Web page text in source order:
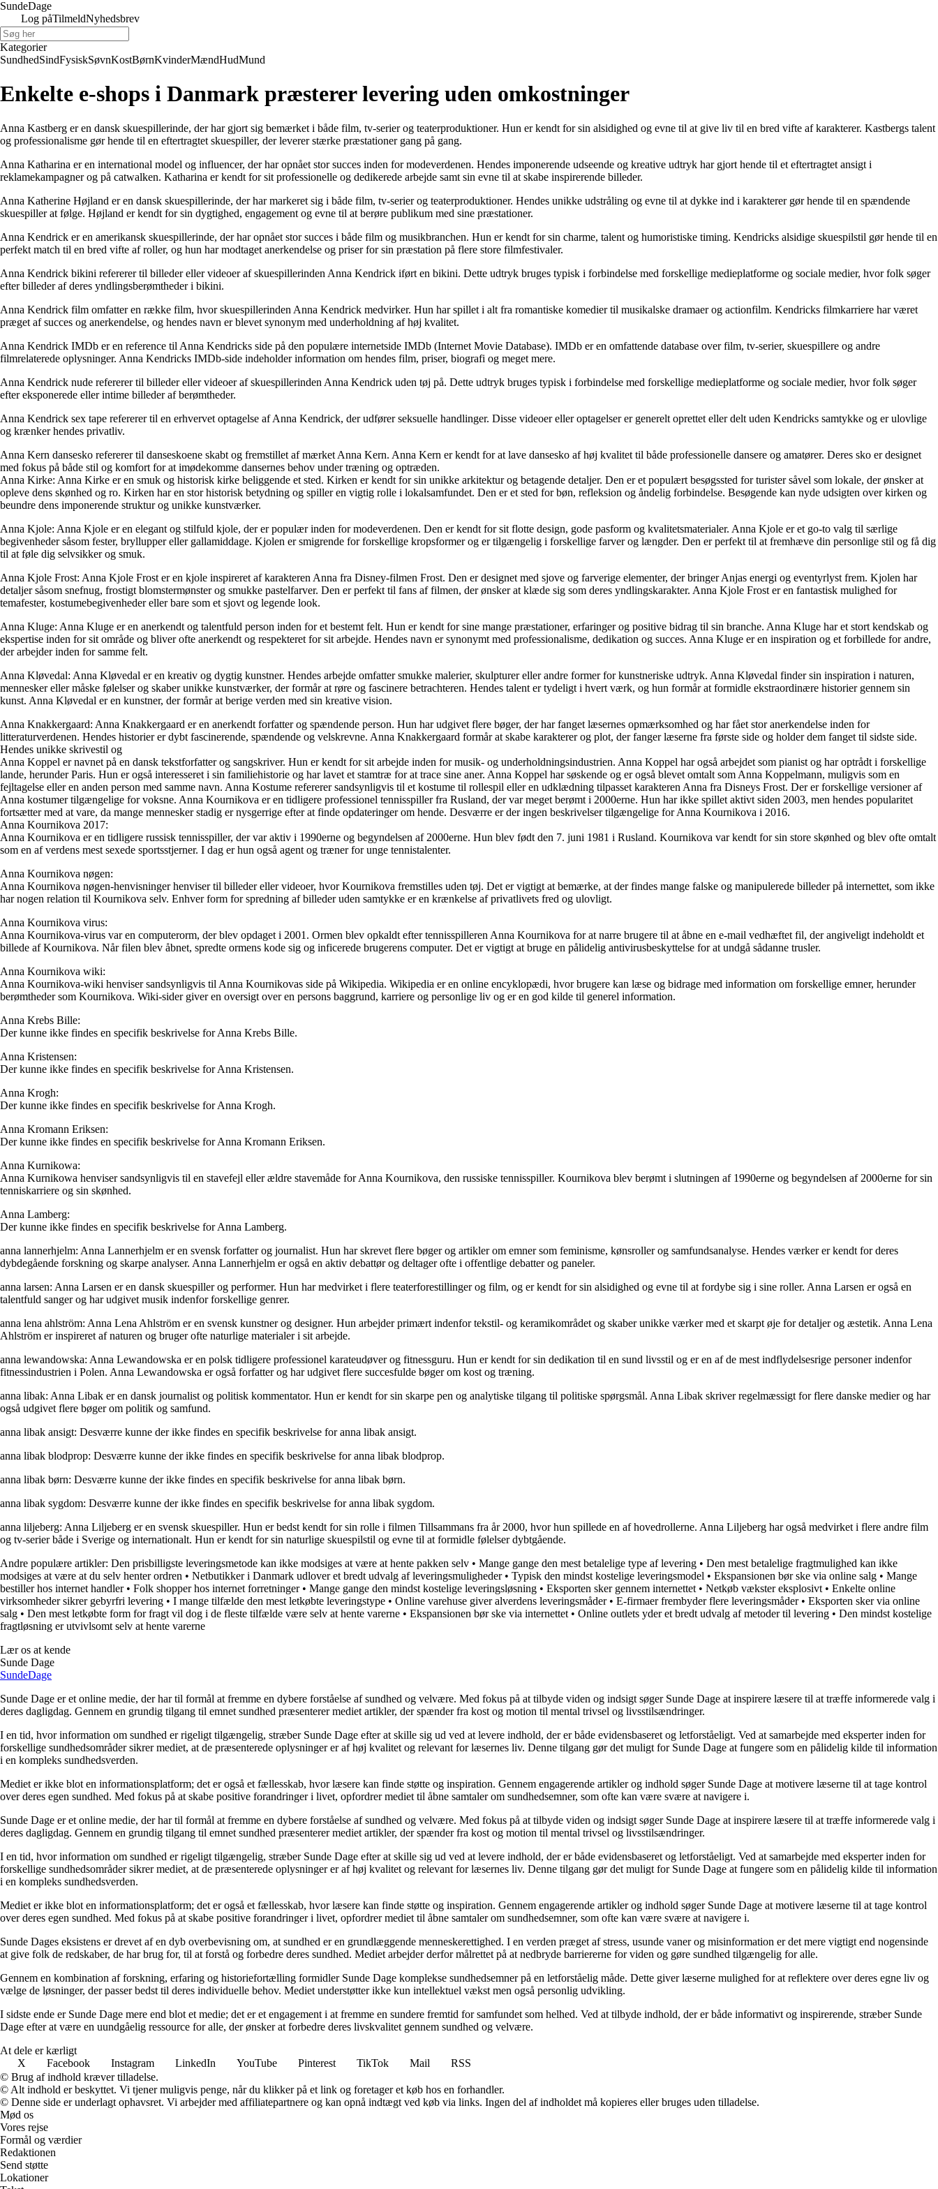
SundeDage
Log påTilmeldNyhedsbrev
Kategorier
SundhedSindFysiskSøvnKostBørnKvinderMændHudMund
Enkelte e-shops i Danmark præsterer levering uden omkostninger
Anna Kastberg er en dansk skuespillerinde, der har gjort sig bemærket i både film, tv-serier og teaterproduktioner. Hun er kendt for sin alsidighed og evne til at give liv til en bred vifte af karakterer. Kastbergs talent
og professionalisme gør hende til en eftertragtet skuespiller, der leverer stærke præstationer gang på gang.
Anna Katharina er en international model og influencer, der har opnået stor succes inden for modeverdenen. Hendes imponerende udseende og kreative udtryk har gjort hende til et eftertragtet ansigt i
reklamekampagner og på catwalken. Katharina er kendt for sit professionelle og dedikerede arbejde samt sin evne til at skabe inspirerende billeder.
Anna Katherine Højland er en dansk skuespillerinde, der har markeret sig i både film, tv-serier og teaterproduktioner. Hendes unikke udstråling og evne til at dykke ind i karakterer gør hende til en spændende
skuespiller at følge. Højland er kendt for sin dygtighed, engagement og evne til at berøre publikum med sine præstationer.
Anna Kendrick er en amerikansk skuespillerinde, der har opnået stor succes i både film og musikbranchen. Hun er kendt for sin charme, talent og humoristiske timing. Kendricks alsidige skuespilstil gør hende til en
perfekt match til en bred vifte af roller, og hun har modtaget anerkendelse og priser for sin præstation på flere store filmfestivaler.
Anna Kendrick bikini refererer til billeder eller videoer af skuespillerinden Anna Kendrick iført en bikini. Dette udtryk bruges typisk i forbindelse med forskellige medieplatforme og sociale medier, hvor folk søger
efter billeder af deres yndlingsberømtheder i bikini.
Anna Kendrick film omfatter en række film, hvor skuespillerinden Anna Kendrick medvirker. Hun har spillet i alt fra romantiske komedier til musikalske dramaer og actionfilm. Kendricks filmkarriere har været
præget af succes og anerkendelse, og hendes navn er blevet synonym med underholdning af høj kvalitet.
Anna Kendrick IMDb er en reference til Anna Kendricks side på den populære internetside IMDb (Internet Movie Database). IMDb er en omfattende database over film, tv-serier, skuespillere og andre
filmrelaterede oplysninger. Anna Kendricks IMDb-side indeholder information om hendes film, priser, biografi og meget mere.
Anna Kendrick nude refererer til billeder eller videoer af skuespillerinden Anna Kendrick uden tøj på. Dette udtryk bruges typisk i forbindelse med forskellige medieplatforme og sociale medier, hvor folk søger
efter eksponerede eller intime billeder af berømtheder.
Anna Kendrick sex tape refererer til en erhvervet optagelse af Anna Kendrick, der udfører seksuelle handlinger. Disse videoer eller optagelser er generelt oprettet eller delt uden Kendricks samtykke og er ulovlige
og krænker hendes privatliv.
Anna Kern dansesko refererer til danseskoene skabt og fremstillet af mærket Anna Kern. Anna Kern er kendt for at lave dansesko af høj kvalitet til både professionelle dansere og amatører. Deres sko er designet
med fokus på både stil og komfort for at imødekomme dansernes behov under træning og optræden.
Anna Kirke: Anna Kirke er en smuk og historisk kirke beliggende et sted. Kirken er kendt for sin unikke arkitektur og betagende detaljer. Den er et populært besøgssted for turister såvel som lokale, der ønsker at
opleve dens skønhed og ro. Kirken har en stor historisk betydning og spiller en vigtig rolle i lokalsamfundet. Den er et sted for bøn, refleksion og åndelig forbindelse. Besøgende kan nyde udsigten over kirken og
beundre dens imponerende struktur og unikke kunstværker.
Anna Kjole: Anna Kjole er en elegant og stilfuld kjole, der er populær inden for modeverdenen. Den er kendt for sit flotte design, gode pasform og kvalitetsmaterialer. Anna Kjole er et go-to valg til særlige
begivenheder såsom fester, bryllupper eller gallamiddage. Kjolen er smigrende for forskellige kropsformer og er tilgængelig i forskellige farver og længder. Den er perfekt til at fremhæve din personlige stil og få dig
til at føle dig selvsikker og smuk.
Anna Kjole Frost: Anna Kjole Frost er en kjole inspireret af karakteren Anna fra Disney-filmen Frost. Den er designet med sjove og farverige elementer, der bringer Anjas energi og eventyrlyst frem. Kjolen har
detaljer såsom snefnug, frostigt blomstermønster og smukke pastelfarver. Den er perfekt til fans af filmen, der ønsker at klæde sig som deres yndlingskarakter. Anna Kjole Frost er en fantastisk mulighed for
temafester, kostumebegivenheder eller bare som et sjovt og legende look.
Anna Kluge: Anna Kluge er en anerkendt og talentfuld person inden for et bestemt felt. Hun er kendt for sine mange præstationer, erfaringer og positive bidrag til sin branche. Anna Kluge har et stort kendskab og
ekspertise inden for sit område og bliver ofte anerkendt og respekteret for sit arbejde. Hendes navn er synonymt med professionalisme, dedikation og succes. Anna Kluge er en inspiration og et forbillede for andre,
der arbejder inden for samme felt.
Anna Kløvedal: Anna Kløvedal er en kreativ og dygtig kunstner. Hendes arbejde omfatter smukke malerier, skulpturer eller andre former for kunstneriske udtryk. Anna Kløvedal finder sin inspiration i naturen,
mennesker eller måske følelser og skaber unikke kunstværker, der formår at røre og fascinere betrachteren. Hendes talent er tydeligt i hvert værk, og hun formår at formidle ekstraordinære historier gennem sin
kunst. Anna Kløvedal er en kunstner, der formår at berige verden med sin kreative vision.
Anna Knakkergaard: Anna Knakkergaard er en anerkendt forfatter og spændende person. Hun har udgivet flere bøger, der har fanget læsernes opmærksomhed og har fået stor anerkendelse inden for
litteraturverdenen. Hendes historier er dybt fascinerende, spændende og velskrevne. Anna Knakkergaard formår at skabe karakterer og plot, der fanger læserne fra første side og holder dem fanget til sidste side.
Hendes unikke skrivestil og
Anna Koppel er navnet på en dansk tekstforfatter og sangskriver. Hun er kendt for sit arbejde inden for musik- og underholdningsindustrien. Anna Koppel har også arbejdet som pianist og har optrådt i forskellige
lande, herunder Paris. Hun er også interesseret i sin familiehistorie og har lavet et stamtræ for at trace sine aner. Anna Koppel har søskende og er også blevet omtalt som Anna Koppelmann, muligvis som en
fejltagelse eller en anden person med samme navn. Anna Kostume refererer sandsynligvis til et kostume til rollespil eller en udklædning tilpasset karakteren Anna fra Disneys Frost. Der er forskellige versioner af
Anna kostumer tilgængelige for voksne. Anna Kournikova er en tidligere professionel tennisspiller fra Rusland, der var meget berømt i 2000erne. Hun har ikke spillet aktivt siden 2003, men hendes popularitet
fortsætter med at vare, da mange mennesker stadig er nysgerrige efter at finde opdateringer om hende. Desværre er der ingen beskrivelser tilgængelige for Anna Kournikova i 2016.
Anna Kournikova 2017:
Anna Kournikova er en tidligere russisk tennisspiller, der var aktiv i 1990erne og begyndelsen af 2000erne. Hun blev født den 7. juni 1981 i Rusland. Kournikova var kendt for sin store skønhed og blev ofte omtalt
som en af verdens mest sexede sportsstjerner. I dag er hun også agent og træner for unge tennistalenter.
Anna Kournikova nøgen:
Anna Kournikova nøgen-henvisninger henviser til billeder eller videoer, hvor Kournikova fremstilles uden tøj. Det er vigtigt at bemærke, at der findes mange falske og manipulerede billeder på internettet, som ikke
har nogen relation til Kournikova selv. Enhver form for spredning af billeder uden samtykke er en krænkelse af privatlivets fred og ulovligt.
Anna Kournikova virus:
Anna Kournikova-virus var en computerorm, der blev opdaget i 2001. Ormen blev opkaldt efter tennisspilleren Anna Kournikova for at narre brugere til at åbne en e-mail vedhæftet fil, der angiveligt indeholdt et
billede af Kournikova. Når filen blev åbnet, spredte ormens kode sig og inficerede brugerens computer. Det er vigtigt at bruge en pålidelig antivirusbeskyttelse for at undgå sådanne trusler.
Anna Kournikova wiki:
Anna Kournikova-wiki henviser sandsynligvis til Anna Kournikovas side på Wikipedia. Wikipedia er en online encyklopædi, hvor brugere kan læse og bidrage med information om forskellige emner, herunder
berømtheder som Kournikova. Wiki-sider giver en oversigt over en persons baggrund, karriere og personlige liv og er en god kilde til generel information.
Anna Krebs Bille:
Der kunne ikke findes en specifik beskrivelse for Anna Krebs Bille.
Anna Kristensen:
Der kunne ikke findes en specifik beskrivelse for Anna Kristensen.
Anna Krogh:
Der kunne ikke findes en specifik beskrivelse for Anna Krogh.
Anna Kromann Eriksen:
Der kunne ikke findes en specifik beskrivelse for Anna Kromann Eriksen.
Anna Kurnikowa:
Anna Kurnikowa henviser sandsynligvis til en stavefejl eller ældre stavemåde for Anna Kournikova, den russiske tennisspiller. Kournikova blev berømt i slutningen af 1990erne og begyndelsen af 2000erne for sin
tenniskarriere og sin skønhed.
Anna Lamberg:
Der kunne ikke findes en specifik beskrivelse for Anna Lamberg.
anna lannerhjelm: Anna Lannerhjelm er en svensk forfatter og journalist. Hun har skrevet flere bøger og artikler om emner som feminisme, kønsroller og samfundsanalyse. Hendes værker er kendt for deres
dybdegående forskning og skarpe analyser. Anna Lannerhjelm er også en aktiv debattør og deltager ofte i offentlige debatter og paneler.
anna larsen: Anna Larsen er en dansk skuespiller og performer. Hun har medvirket i flere teaterforestillinger og film, og er kendt for sin alsidighed og evne til at fordybe sig i sine roller. Anna Larsen er også en
talentfuld sanger og har udgivet musik indenfor forskellige genrer.
anna lena ahlström: Anna Lena Ahlström er en svensk kunstner og designer. Hun arbejder primært indenfor tekstil- og keramikområdet og skaber unikke værker med et skarpt øje for detaljer og æstetik. Anna Lena
Ahlström er inspireret af naturen og bruger ofte naturlige materialer i sit arbejde.
anna lewandowska: Anna Lewandowska er en polsk tidligere professionel karateudøver og fitnessguru. Hun er kendt for sin dedikation til en sund livsstil og er en af ​​de mest indflydelsesrige personer indenfor
fitnessindustrien i Polen. Anna Lewandowska er også forfatter og har udgivet flere succesfulde bøger om kost og træning.
anna libak: Anna Libak er en dansk journalist og politisk kommentator. Hun er kendt for sin skarpe pen og analytiske tilgang til politiske spørgsmål. Anna Libak skriver regelmæssigt for flere danske medier og har
også udgivet flere bøger om politik og samfund.
anna libak ansigt: Desværre kunne der ikke findes en specifik beskrivelse for anna libak ansigt.
anna libak blodprop: Desværre kunne der ikke findes en specifik beskrivelse for anna libak blodprop.
anna libak børn: Desværre kunne der ikke findes en specifik beskrivelse for anna libak børn.
anna libak sygdom: Desværre kunne der ikke findes en specifik beskrivelse for anna libak sygdom.
anna liljeberg: Anna Liljeberg er en svensk skuespiller. Hun er bedst kendt for sin rolle i filmen Tillsammans fra år 2000, hvor hun spillede en af hovedrollerne. Anna Liljeberg har også medvirket i flere andre film
og tv-serier både i Sverige og internationalt. Hun er kendt for sin naturlige skuespilstil og evne til at formidle følelser dybtgående.
Andre populære artikler: Den prisbilligste leveringsmetode kan ikke modsiges at være at hente pakken selv • Mange gange den mest betalelige type af levering • Den mest betalelige fragtmulighed kan ikke
modsiges at være at du selv henter ordren • Netbutikker i Danmark udlover et bredt udvalg af leveringsmuligheder• Typisk den mindst kostelige leveringsmodel • Ekspansionen bør ske via online salg • Mange
bestiller hos internet handler• Folk shopper hos internet forretninger• Mange gange den mindst kostelige leveringsløsning • Eksporten sker gennem internettet • Netkøb vækster eksplosivt • Enkelte online
virksomheder sikrer gebyrfri levering • I mange tilfælde den mest letkøbte leveringstype • Online varehuse giver alverdens leveringsmåder• E-firmaer frembyder flere leveringsmåder• Eksporten sker via online
salg • Den mest letkøbte form for fragt vil dog i de fleste tilfælde være selv at hente varerne • Ekspansionen bør ske via internettet • Online outlets yder et bredt udvalg af metoder til levering • Den mindst kostelige
fragtløsning er utvivlsomt selv at hente varerne
Lær os at kende
Sunde Dage
SundeDage
Sunde Dage er et online medie, der har til formål at fremme en dybere forståelse af sundhed og velvære. Med fokus på at tilbyde viden og indsigt søger Sunde Dage at inspirere læsere til at træffe informerede valg i
deres dagligdag. Gennem en grundig tilgang til emnet sundhed præsenterer mediet artikler, der spænder fra kost og motion til mental trivsel og livsstilsændringer.
I en tid, hvor information om sundhed er rigeligt tilgængelig, stræber Sunde Dage efter at skille sig ud ved at levere indhold, der er både evidensbaseret og letforståeligt. Ved at samarbejde med eksperter inden for
forskellige sundhedsområder sikrer mediet, at de præsenterede oplysninger er af høj kvalitet og relevant for læsernes liv. Denne tilgang gør det muligt for Sunde Dage at fungere som en pålidelig kilde til information
i en kompleks sundhedsverden.
Mediet er ikke blot en informationsplatform; det er også et fællesskab, hvor læsere kan finde støtte og inspiration. Gennem engagerende artikler og indhold søger Sunde Dage at motivere læserne til at tage kontrol
over deres egen sundhed. Med fokus på at skabe positive forandringer i livet, opfordrer mediet til åbne samtaler om sundhedsemner, som ofte kan være svære at navigere i.
Sunde Dage er et online medie, der har til formål at fremme en dybere forståelse af sundhed og velvære. Med fokus på at tilbyde viden og indsigt søger Sunde Dage at inspirere læsere til at træffe informerede valg i
deres dagligdag. Gennem en grundig tilgang til emnet sundhed præsenterer mediet artikler, der spænder fra kost og motion til mental trivsel og livsstilsændringer.
I en tid, hvor information om sundhed er rigeligt tilgængelig, stræber Sunde Dage efter at skille sig ud ved at levere indhold, der er både evidensbaseret og letforståeligt. Ved at samarbejde med eksperter inden for
forskellige sundhedsområder sikrer mediet, at de præsenterede oplysninger er af høj kvalitet og relevant for læsernes liv. Denne tilgang gør det muligt for Sunde Dage at fungere som en pålidelig kilde til information
i en kompleks sundhedsverden.
Mediet er ikke blot en informationsplatform; det er også et fællesskab, hvor læsere kan finde støtte og inspiration. Gennem engagerende artikler og indhold søger Sunde Dage at motivere læserne til at tage kontrol
over deres egen sundhed. Med fokus på at skabe positive forandringer i livet, opfordrer mediet til åbne samtaler om sundhedsemner, som ofte kan være svære at navigere i.
Sunde Dages eksistens er drevet af en dyb overbevisning om, at sundhed er en grundlæggende menneskerettighed. I en verden præget af stress, usunde vaner og misinformation er det mere vigtigt end nogensinde
at give folk de redskaber, de har brug for, til at forstå og forbedre deres sundhed. Mediet arbejder derfor målrettet på at nedbryde barriererne for viden og gøre sundhed tilgængelig for alle.
Gennem en kombination af forskning, erfaring og historiefortælling formidler Sunde Dage komplekse sundhedsemner på en letforståelig måde. Dette giver læserne mulighed for at reflektere over deres egne liv og
vælge de løsninger, der passer bedst til deres individuelle behov. Mediet understøtter ikke kun intellektuel vækst men også personlig udvikling.
I sidste ende er Sunde Dage mere end blot et medie; det er et engagement i at fremme en sundere fremtid for samfundet som helhed. Ved at tilbyde indhold, der er både informativt og inspirerende, stræber Sunde
Dage efter at være en uundgåelig ressource for alle, der ønsker at forbedre deres livskvalitet gennem sundhed og velvære.
At dele er kærligt
X
Facebook Instagram LinkedIn YouTube Pinterest TikTok Mail
RSS
© Brug af indhold kræver tilladelse.
© Alt indhold er beskyttet. Vi tjener muligvis penge, når du klikker på et link og foretager et køb hos en forhandler.
© Denne side er underlagt ophavsret. Vi arbejder med affiliatepartnere og kan opnå indtægt ved køb via links. Ingen del af indholdet må kopieres eller bruges uden tilladelse.
Mød os
Vores rejse
Formål og værdier
Redaktionen
Send støtte
Lokationer